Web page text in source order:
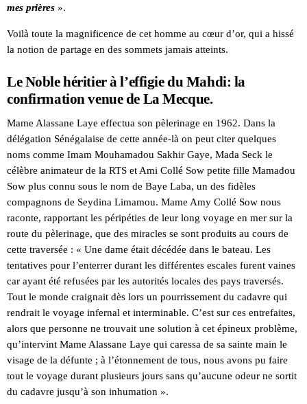
mes prières».
Voilà toute la magnificence de cet homme au cœur d’or, qui a hissé
la notion de partage en des sommets jamais atteints.
Le Noble héritier à l’effigie du Mahdi: la
confirmation venue de La Mecque.
Mame Alassane Laye effectua son pèlerinage en 1962. Dans la
délégation Sénégalaise de cette année-là on peut citer quelques
noms comme Imam Mouhamadou Sakhir Gaye, Mada Seck le
célèbre animateur de la RTS et Ami Collé Sow petite fille Mamadou
Sow plus connu sous le nom de Baye Laba, un des fidèles
compagnons de Seydina Limamou. Mame Amy Collé Sow nous
raconte, rapportant les péripéties de leur long voyage en mer sur la
route du pèlerinage, que des miracles se sont produits au cours de
cette traversée : « Une dame était décédée dans le bateau. Les
tentatives pour l’enterrer durant les différentes escales furent vaines
car ayant été refusées par les autorités locales des pays traversés.
Tout le monde craignait dès lors un pourrissement du cadavre qui
rendrait le voyage infernal et interminable. C’est sur ces entrefaites,
alors que personne ne trouvait une solution à cet épineux problème,
qu’intervint Mame Alassane Laye qui caressa de sa sainte main le
visage de la défunte ; à l’étonnement de tous, nous avons pu faire
tout le voyage durant plusieurs jours sans qu’aucune odeur ne sortit
du cadavre jusqu’à son inhumation ».